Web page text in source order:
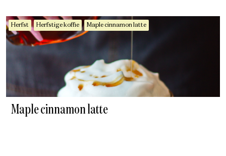
Herfst Herfstige koffie Maple cinnamon latte
Maple cinnamon latte